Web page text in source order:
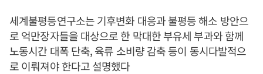
세계불평등연구소는 기후변화 대응과 불평등 해소 방안으
로 억만장자들을 대상으로 한 막대한 부유세 부과와 함께
노동시간 대폭 단축, 육류 소비량 감축 등이 동시다발적으
로 이뤄져야 한다고 설명했다